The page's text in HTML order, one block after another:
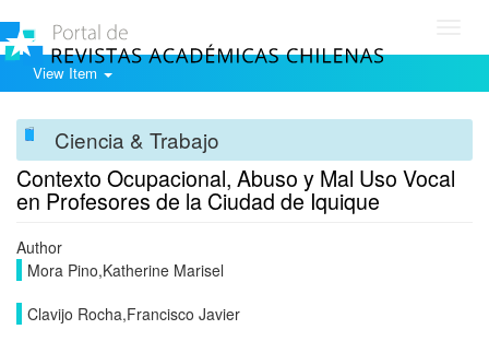
View Item
Ciencia & Trabajo
Contexto Ocupacional, Abuso y Mal Uso Vocal
en Profesores de la Ciudad de Iquique
Author
Mora Pino,Katherine Marisel
Clavijo Rocha,Francisco Javier